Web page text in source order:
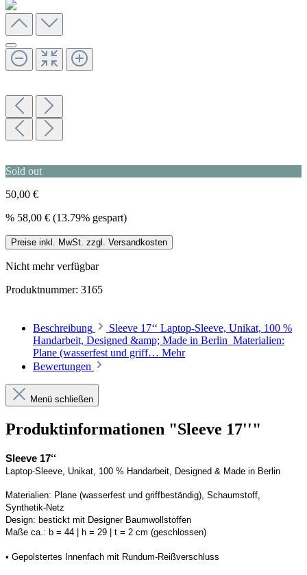
Sold out
50,00 €
% 58,00 € (13.79% gespart)
Preise inkl. MwSt. zzgl. Versandkosten
Nicht mehr verfügbar
Produktnummer: 3165
Beschreibung
Sleeve 17‘‘ Laptop-Sleeve, Unikat, 100 %
Handarbeit, Designed &amp; Made in Berlin Materialien:
Plane (wasserfest und griff… Mehr
Bewertungen
Menü schließen
Produktinformationen "Sleeve 17''"
Sleeve 17‘‘
Laptop-Sleeve , Unikat, 100 % Handarbeit, Designed & Made in Berlin
Materialien: Plane (wasserfest und griffbeständig), Schaumstoff,
Synthetik-Netz
Design: bestickt mit Designer Baumwollstoffen
Maße ca.: b = 44 | h = 29 | t = 2 cm (geschlossen)
• Gepolstertes Innenfach mit Rundum-Reißverschluss